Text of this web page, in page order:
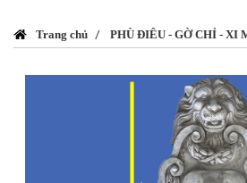
Trang chủ PHÙ ĐIÊU - GỜ CHỈ - XI